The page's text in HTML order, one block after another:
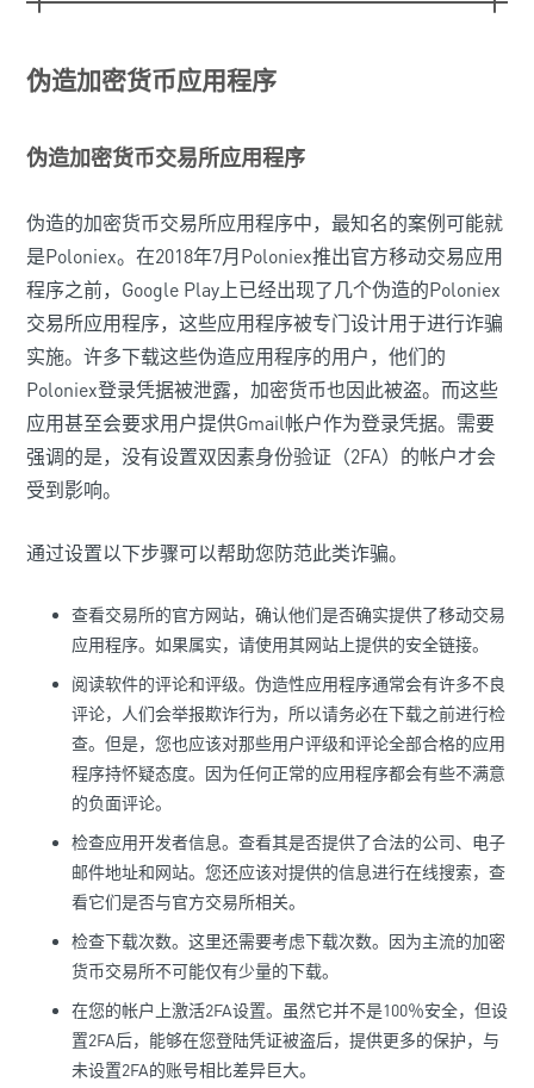
伪造加密货币应用程序
伪造加密货币交易所应用程序
伪造的加密货币交易所应用程序中，最知名的案例可能就
是Poloniex。在2018年7月Poloniex推出官方移动交易应用
程序之前，Google Play上已经出现了几个伪造的Poloniex
交易所应用程序，这些应用程序被专门设计用于进行诈骗
实施。许多下载这些伪造应用程序的用户，他们的
Poloniex登录凭据被泄露，加密货币也因此被盗。而这些
应用甚至会要求用户提供Gmail帐户作为登录凭据。需要
强调的是，没有设置双因素身份验证（2FA）的帐户才会
受到影响。
通过设置以下步骤可以帮助您防范此类诈骗。
查看交易所的官方网站，确认他们是否确实提供了移动交易
应用程序。如果属实，请使用其网站上提供的安全链接。
阅读软件的评论和评级。伪造性应用程序通常会有许多不良
评论，人们会举报欺诈行为，所以请务必在下载之前进行检
查。但是，您也应该对那些用户评级和评论全部合格的应用
程序持怀疑态度。因为任何正常的应用程序都会有些不满意
的负面评论。
检查应用开发者信息。查看其是否提供了合法的公司、电子
邮件地址和网站。您还应该对提供的信息进行在线搜索，查
看它们是否与官方交易所相关。
检查下载次数。这里还需要考虑下载次数。因为主流的加密
货币交易所不可能仅有少量的下载。
在您的帐户上激活2FA设置。虽然它并不是100％安全，但设
置2FA后，能够在您登陆凭证被盗后，提供更多的保护，与
未设置2FA的账号相比差异巨大。